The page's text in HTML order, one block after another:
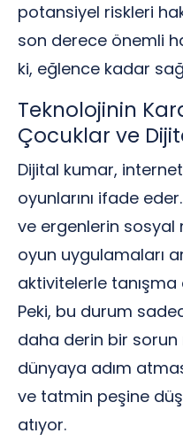
potansiyel riskleri
son derece önemli
ki, eğlence kadar
Teknolojinin
Çocuklar ve
Dijital kumar,
oyunlarını ifade
ve ergenlerin
oyun uygulamaları
aktivitelerle tanışma
Peki, bu durum
daha derin bir sorun
dünyaya adım
ve tatmin peşine
atıyor.